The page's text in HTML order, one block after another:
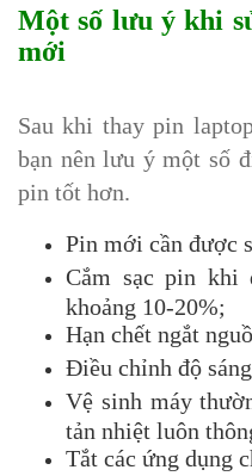
Một số lưu ý khi
mới
Sau khi thay pin
bạn nên lưu ý một số
pin tốt hơn.
Pin mới cần được
Cắm sạc pin khi
khoảng 10-20%;
Hạn chết ngắt
Điều chỉnh độ
Vệ sinh máy
tản nhiệt luôn
Tắt các ứng dụng